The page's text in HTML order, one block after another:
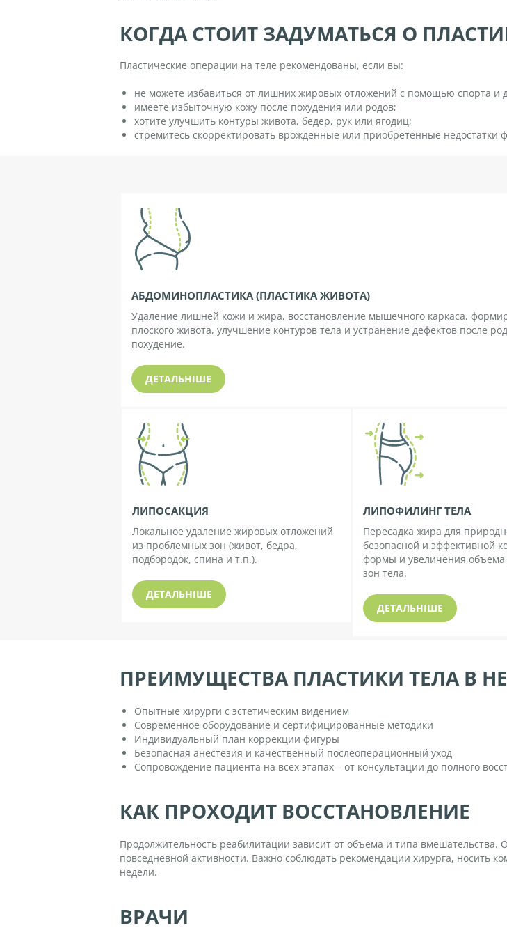
КОГДА СТОИТ ЗАДУМАТЬСЯ О
Пластические операции на теле рекомендованы, если вы:
не можете избавиться от лишних жировых отложений с помощью спорта и
имеете избыточную кожу после похудения или родов;
хотите улучшить контуры живота, бедер, рук или ягодиц;
стремитесь скорректировать врожденные или приобретенные недостатки
АБДОМИНОПЛАСТИКА (ПЛАСТИКА ЖИВОТА)
Удаление лишней кожи и жира, восстановление мышечного каркаса,
плоского живота, улучшение контуров тела и устранение дефектов после
похудение.
ДЕТАЛЬНІШЕ
ЛИПОСАКЦИЯ
Локальное удаление жировых отложений
из проблемных зон (живот, бедра,
подбородок, спина и т.п.).
ДЕТАЛЬНІШЕ
ЛИПОФИЛИНГ ТЕЛА
Пересадка жира для
безопасной и эффективной
формы и увеличения
зон тела.
ДЕТАЛЬНІШЕ
ПРЕИМУЩЕСТВА ПЛАСТИКИ ТЕЛА В
Опытные хирурги с эстетическим видением
Современное оборудование и сертифицированные методики
Индивидуальный план коррекции фигуры
Безопасная анестезия и качественный послеоперационный уход
Сопровождение пациента на всех этапах – от консультации до полного
КАК ПРОХОДИТ ВОССТАНОВЛЕНИЕ
Продолжительность реабилитации зависит от объема и типа
повседневной активности. Важно соблюдать рекомендации хирурга, носить
недели.
ВРАЧИ